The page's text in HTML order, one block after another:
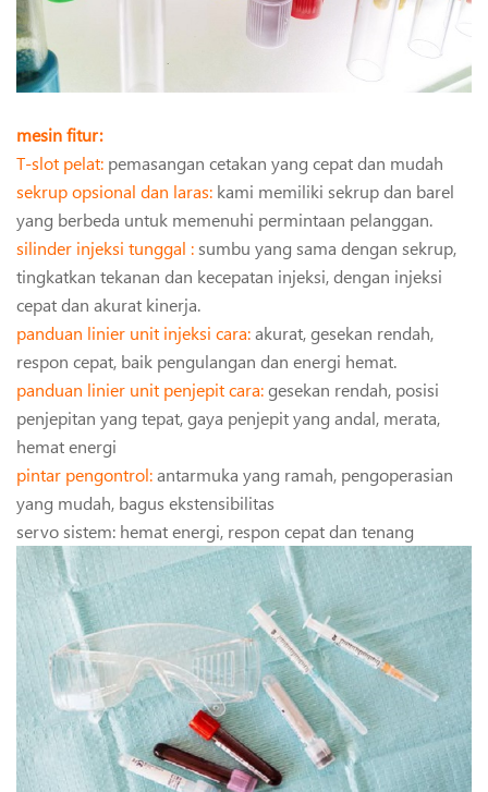
mesin fitur:
T-slot pelat: pemasangan cetakan yang cepat dan mudah
sekrup opsional dan laras: kami memiliki sekrup dan barel
yang berbeda untuk memenuhi permintaan pelanggan.
silinder injeksi tunggal :sumbu yang sama dengan sekrup,
tingkatkan tekanan dan kecepatan injeksi, dengan injeksi
cepat dan akurat kinerja.
panduan linier unit injeksi cara:akurat, gesekan rendah,
respon cepat, baik pengulangan dan energi hemat.
panduan linier unit penjepit cara:gesekan rendah, posisi
penjepitan yang tepat, gaya penjepit yang andal, merata,
hemat energi
pintar pengontrol:antarmuka yang ramah, pengoperasian
yang mudah, bagus ekstensibilitas
servo sistem: hemat energi, respon cepat dan tenang